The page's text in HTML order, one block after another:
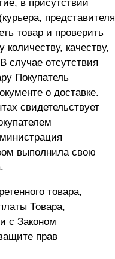
в присутствии
представителя
товар и проверить
количеству, качеству,
случае отсутствия
Покупатель
о доставке.
свидетельствует
выполнила свою
товара,
Товара,
с Законом
прав